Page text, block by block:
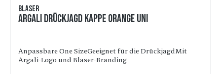
Blaser
Argali Drückjagd Kappe orange Uni
Anpassbare One SizeGeeignet für die DrückjagdMit
Argali-Logo und Blaser-Branding